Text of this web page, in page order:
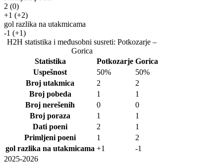
2 (0)
+1 (+2)
gol razlika na utakmicama
-1 (+1)
H2H statistika i međusobni susreti: Potkozarje –
Gorica
Statistika
Potkozarje Gorica
Uspešnost
50%
50%
Broj utakmica
2
2
Broj pobeda
1
1
Broj nerešenih
0
0
Broj poraza
1
1
Dati poeni
2
1
Primljeni poeni
1
2
gol razlika na utakmicama +1
-1
2025-2026